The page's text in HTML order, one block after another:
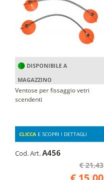
DISPONIBILE A
MAGAZZINO
Ventose per fissaggio vetri
scendenti
CLICCA E SCOPRI I DETTAGLI
Cod. Art.A456
€ 21,43
€ 15,00